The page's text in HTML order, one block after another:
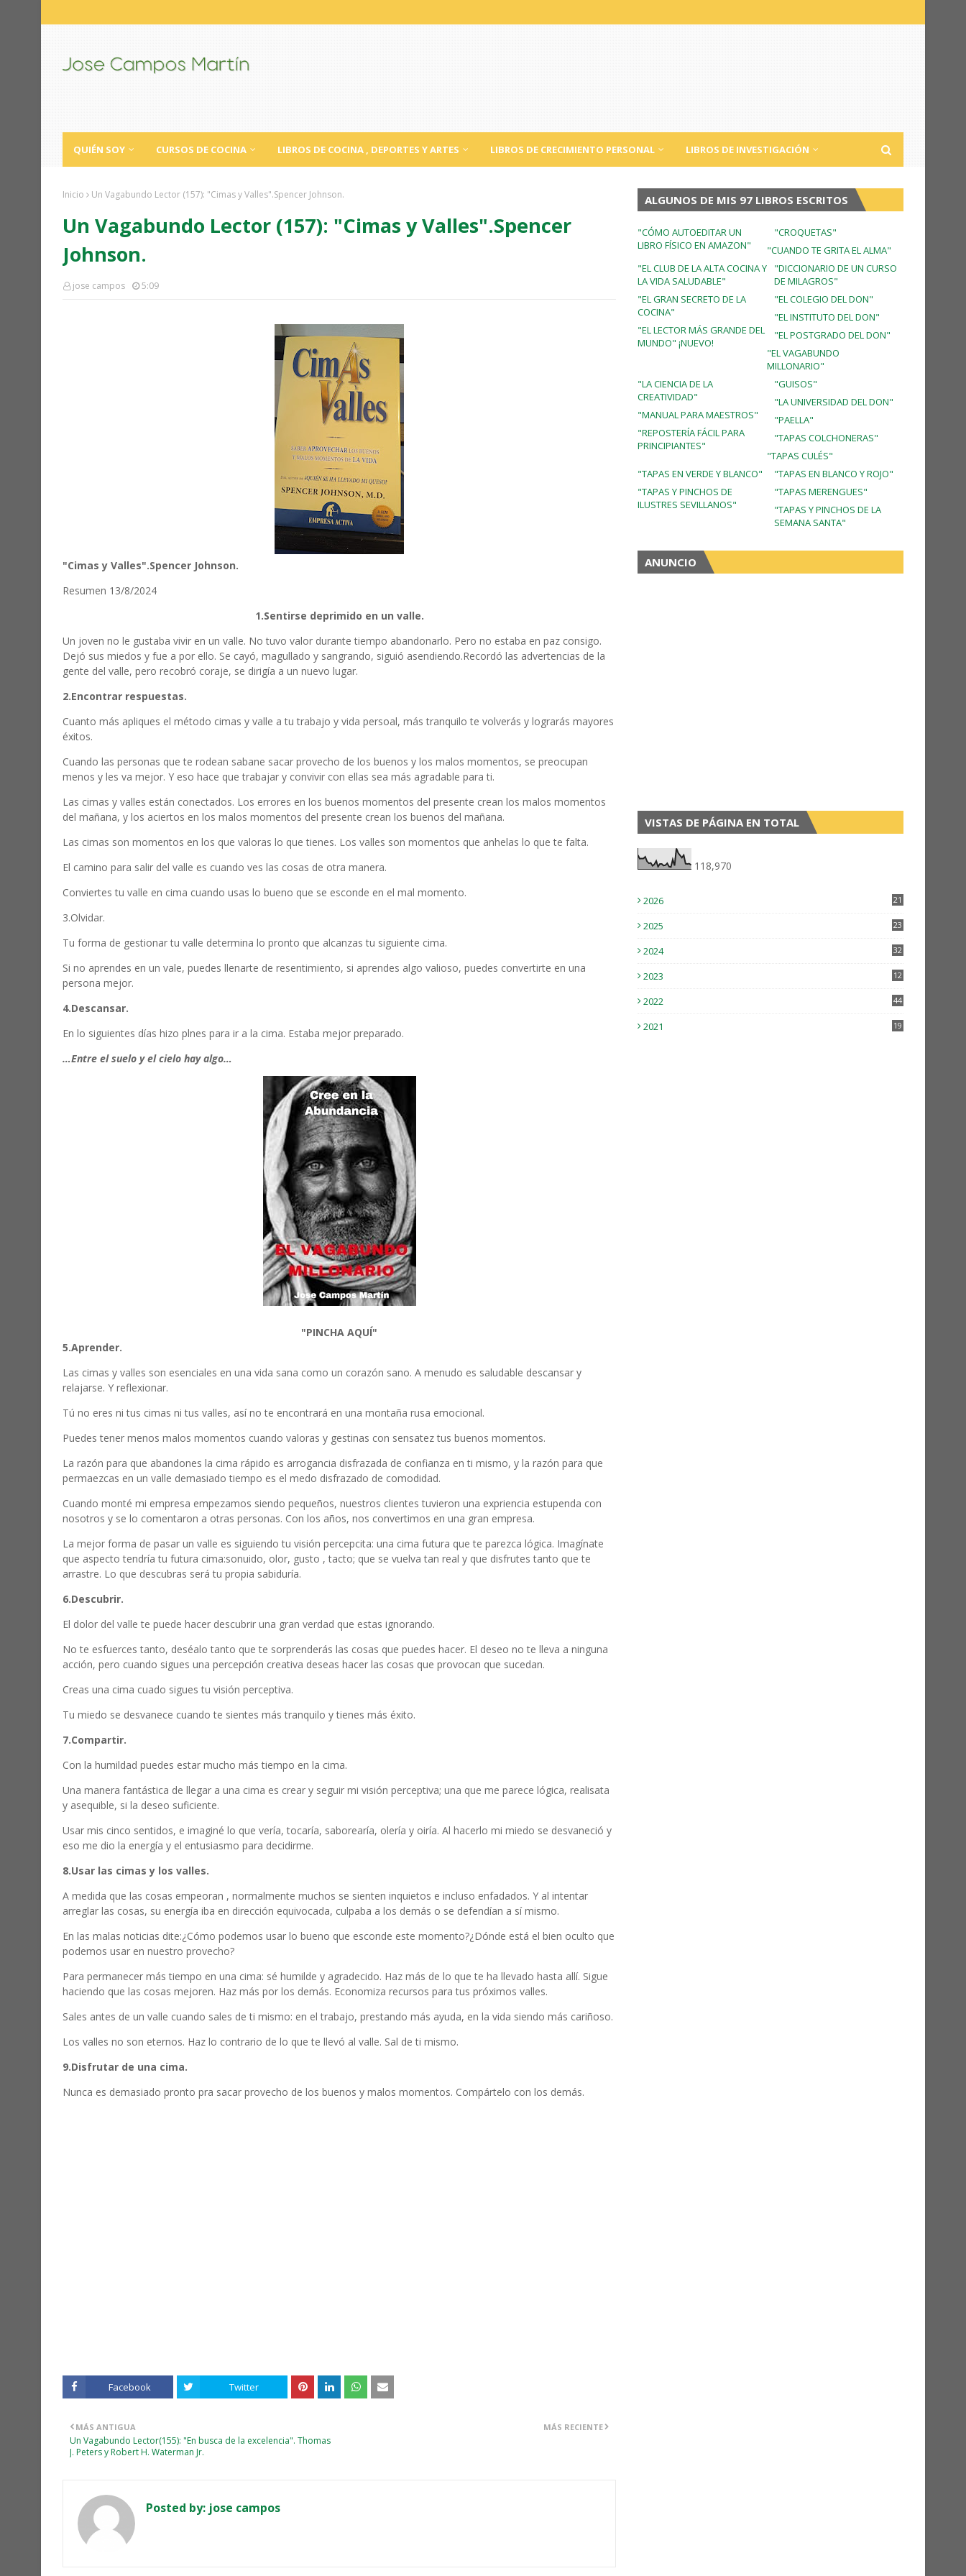
QUIÉN SOY CURSOS DE COCINA LIBROS DE COCINA , DEPORTES Y ARTES LIBROS DE CRECIMIENTO PERSONAL LIBROS DE INVESTIGACIÓN
Inicio Un Vagabundo Lector (157): "Cimas y Valles".Spencer Johnson.
Un Vagabundo Lector (157): "Cimas y Valles".Spencer
Johnson.
jose campos 5:09
"Cimas y Valles".Spencer Johnson.
Resumen 13/8/2024
1.Sentirse deprimido en un valle.
Un joven no le gustaba vivir en un valle. No tuvo valor durante tiempo abandonarlo. Pero no estaba en paz consigo.
Dejó sus miedos y fue a por ello. Se cayó, magullado y sangrando, siguió asendiendo.Recordó las advertencias de la
gente del valle, pero recobró coraje, se dirigía a un nuevo lugar.
2.Encontrar respuestas.
Cuanto más apliques el método cimas y valle a tu trabajo y vida persoal, más tranquilo te volverás y lograrás mayores
éxitos.
Cuando las personas que te rodean sabane sacar provecho de los buenos y los malos momentos, se preocupan
menos y les va mejor. Y eso hace que trabajar y convivir con ellas sea más agradable para ti.
Las cimas y valles están conectados. Los errores en los buenos momentos del presente crean los malos momentos
del mañana, y los aciertos en los malos momentos del presente crean los buenos del mañana.
Las cimas son momentos en los que valoras lo que tienes. Los valles son momentos que anhelas lo que te falta.
El camino para salir del valle es cuando ves las cosas de otra manera.
Conviertes tu valle en cima cuando usas lo bueno que se esconde en el mal momento.
3.Olvidar.
Tu forma de gestionar tu valle determina lo pronto que alcanzas tu siguiente cima.
Si no aprendes en un vale, puedes llenarte de resentimiento, si aprendes algo valioso, puedes convertirte en una
persona mejor.
4.Descansar.
En lo siguientes días hizo plnes para ir a la cima. Estaba mejor preparado.
…Entre el suelo y el cielo hay algo…
"PINCHA AQUÍ"
5.Aprender.
Las cimas y valles son esenciales en una vida sana como un corazón sano. A menudo es saludable descansar y
relajarse. Y reflexionar.
Tú no eres ni tus cimas ni tus valles, así no te encontrará en una montaña rusa emocional.
Puedes tener menos malos momentos cuando valoras y gestinas con sensatez tus buenos momentos.
La razón para que abandones la cima rápido es arrogancia disfrazada de confianza en ti mismo, y la razón para que
permaezcas en un valle demasiado tiempo es el medo disfrazado de comodidad.
Cuando monté mi empresa empezamos siendo pequeños, nuestros clientes tuvieron una expriencia estupenda con
nosotros y se lo comentaron a otras personas. Con los años, nos convertimos en una gran empresa.
La mejor forma de pasar un valle es siguiendo tu visión percepcita: una cima futura que te parezca lógica. Imagínate
que aspecto tendría tu futura cima:sonuido, olor, gusto , tacto; que se vuelva tan real y que disfrutes tanto que te
arrastre. Lo que descubras será tu propia sabiduría.
6.Descubrir.
El dolor del valle te puede hacer descubrir una gran verdad que estas ignorando.
No te esfuerces tanto, deséalo tanto que te sorprenderás las cosas que puedes hacer. El deseo no te lleva a ninguna
acción, pero cuando sigues una percepción creativa deseas hacer las cosas que provocan que sucedan.
Creas una cima cuado sigues tu visión perceptiva.
Tu miedo se desvanece cuando te sientes más tranquilo y tienes más éxito.
7.Compartir.
Con la humildad puedes estar mucho más tiempo en la cima.
Una manera fantástica de llegar a una cima es crear y seguir mi visión perceptiva; una que me parece lógica, realisata
y asequible, si la deseo suficiente.
Usar mis cinco sentidos, e imaginé lo que vería, tocaría, saborearía, olería y oiría. Al hacerlo mi miedo se desvaneció y
eso me dio la energía y el entusiasmo para decidirme.
8.Usar las cimas y los valles.
A medida que las cosas empeoran , normalmente muchos se sienten inquietos e incluso enfadados. Y al intentar
arreglar las cosas, su energía iba en dirección equivocada, culpaba a los demás o se defendían a sí mismo.
En las malas noticias dite:¿Cómo podemos usar lo bueno que esconde este momento?¿Dónde está el bien oculto que
podemos usar en nuestro provecho?
Para permanecer más tiempo en una cima: sé humilde y agradecido. Haz más de lo que te ha llevado hasta allí. Sigue
haciendo que las cosas mejoren. Haz más por los demás. Economiza recursos para tus próximos valles.
Sales antes de un valle cuando sales de ti mismo: en el trabajo, prestando más ayuda, en la vida siendo más cariñoso.
Los valles no son eternos. Haz lo contrario de lo que te llevó al valle. Sal de ti mismo.
9.Disfrutar de una cima.
Nunca es demasiado pronto pra sacar provecho de los buenos y malos momentos. Compártelo con los demás.
Facebook Twitter
MÁS RECIENTE
MÁS ANTIGUA
Un Vagabundo Lector(155): "En busca de la excelencia". Thomas
J. Peters y Robert H. Waterman Jr.
Posted by: jose campos
ALGUNOS DE MIS 97 LIBROS ESCRITOS
"CÓMO AUTOEDITAR UN
LIBRO FÍSICO EN AMAZON"
"CROQUETAS"
"CUANDO TE GRITA EL ALMA"
"DICCIONARIO DE UN CURSO
DE MILAGROS"
"EL CLUB DE LA ALTA COCINA Y
LA VIDA SALUDABLE"
"EL COLEGIO DEL DON"
"EL GRAN SECRETO DE LA
COCINA"
"EL INSTITUTO DEL DON"
"EL LECTOR MÁS GRANDE DEL
MUNDO" ¡NUEVO!
"EL POSTGRADO DEL DON"
"EL VAGABUNDO
MILLONARIO"
"GUISOS"
"LA CIENCIA DE LA
CREATIVIDAD"
"LA UNIVERSIDAD DEL DON"
"MANUAL PARA MAESTROS"
"PAELLA"
"REPOSTERÍA FÁCIL PARA
PRINCIPIANTES"
"TAPAS COLCHONERAS"
"TAPAS CULÉS"
"TAPAS EN BLANCO Y ROJO"
"TAPAS EN VERDE Y BLANCO"
"TAPAS MERENGUES"
"TAPAS Y PINCHOS DE
ILUSTRES SEVILLANOS"
"TAPAS Y PINCHOS DE LA
SEMANA SANTA"
ANUNCIO
VISTAS DE PÁGINA EN TOTAL
118,970
2026
21
2025
23
2024
32
2023 12
2022 44
2021 19